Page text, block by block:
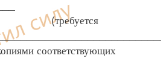
соответствующих